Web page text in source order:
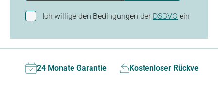
Ich willige den Bedingungen der DSGVO ein
24 Monate Garantie Kostenloser Rückversand